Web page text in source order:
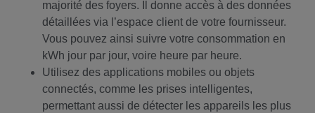
majorité des foyers. Il donne accès à des données
détaillées via l’espace client de votre fournisseur.
Vous pouvez ainsi suivre votre consommation en
kWh jour par jour, voire heure par heure.
Utilisez des applications mobiles ou objets
connectés, comme les prises intelligentes,
permettant aussi de détecter les appareils les plus